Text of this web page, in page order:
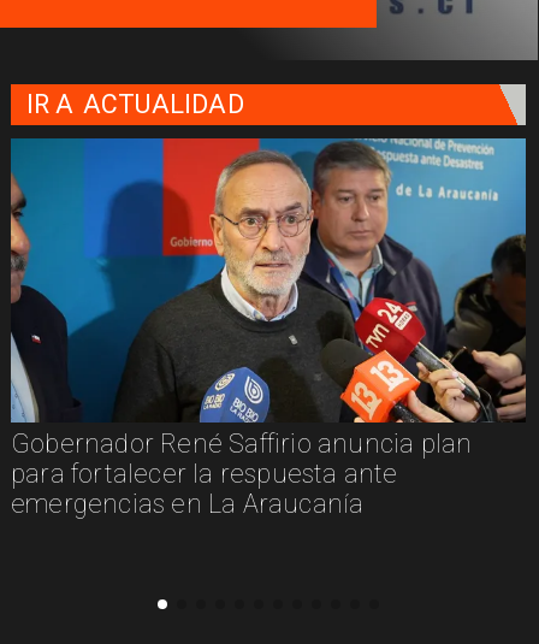
IR A ACTUALIDAD
Gobernador René Saffirio anuncia plan
para fortalecer la respuesta ante
emergencias en La Araucanía